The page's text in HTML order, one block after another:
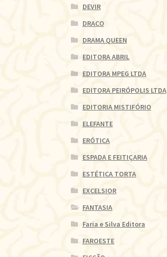
DEVIR
DRACO
DRAMA QUEEN
EDITORA ABRIL
EDITORA MPEG LTDA
EDITORA PEIRÓPOLIS LTDA
EDITORIA MISTIFÓRIO
ELEFANTE
ERÓTICA
ESPADA E FEITIÇARIA
ESTÉTICA TORTA
EXCELSIOR
FANTASIA
Faria e Silva Editora
FAROESTE